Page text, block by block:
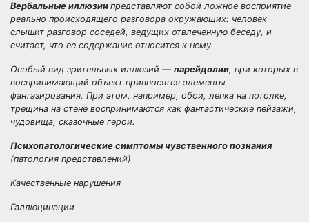
Вербальные иллюзии представляют собой ложное восприятие
реально происходящего разговора окружающих: человек
слышит разговор соседей, ведущих отвлеченную беседу, и
считает, что ее содержание относится к нему.
Особый вид зрительных иллюзий — парейдолии, при которых в
воспринимающий объект привносятся элементы
фантазирования. При этом, например, обои, лепка на потолке,
трещина на стене воспринимаются как фантастические пейзажи,
чудовища, сказочные герои.
Психопатологические симптомы чувственного познания
(патология представлений)
Качественные нарушения
Галлюцинации